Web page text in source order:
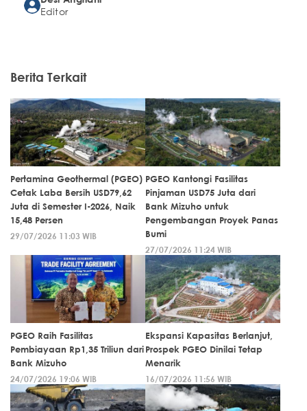
Editor
Berita Terkait
Pertamina Geothermal (PGEO)
Cetak Laba Bersih USD79,62
Juta di Semester I-2026, Naik
15,48 Persen
29/07/2026 11:03 WIB
PGEO Kantongi Fasilitas
Pinjaman USD75 Juta dari
Bank Mizuho untuk
Pengembangan Proyek Panas
Bumi
27/07/2026 11:24 WIB
PGEO Raih Fasilitas
Pembiayaan Rp1,35 Triliun dari
Bank Mizuho
24/07/2026 19:06 WIB
Ekspansi Kapasitas Berlanjut,
Prospek PGEO Dinilai Tetap
Menarik
16/07/2026 11:56 WIB